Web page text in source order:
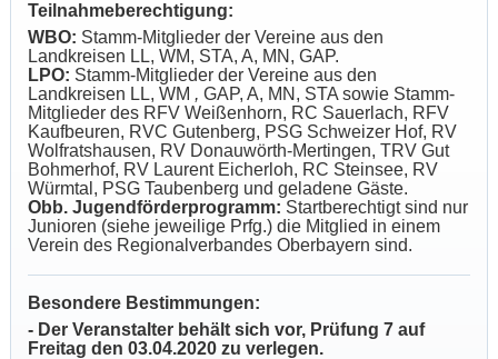
Teilnahmeberechtigung:
WBO: Stamm-Mitglieder der Vereine aus den
Landkreisen LL, WM, STA, A, MN, GAP.
LPO: Stamm-Mitglieder der Vereine aus den
Landkreisen LL, WM , GAP, A, MN, STA sowie Stamm-
Mitglieder des RFV Weißenhorn, RC Sauerlach, RFV
Kaufbeuren, RVC Gutenberg, PSG Schweizer Hof, RV
Wolfratshausen, RV Donauwörth-Mertingen, TRV Gut
Bohmerhof, RV Laurent Eicherloh, RC Steinsee, RV
Würmtal, PSG Taubenberg und geladene Gäste.
Obb. Jugendförderprogramm: Startberechtigt sind nur
Junioren (siehe jeweilige Prfg.) die Mitglied in einem
Verein des Regionalverbandes Oberbayern sind.
Besondere Bestimmungen:
- Der Veranstalter behält sich vor, Prüfung 7 auf
Freitag den 03.04.2020 zu verlegen.